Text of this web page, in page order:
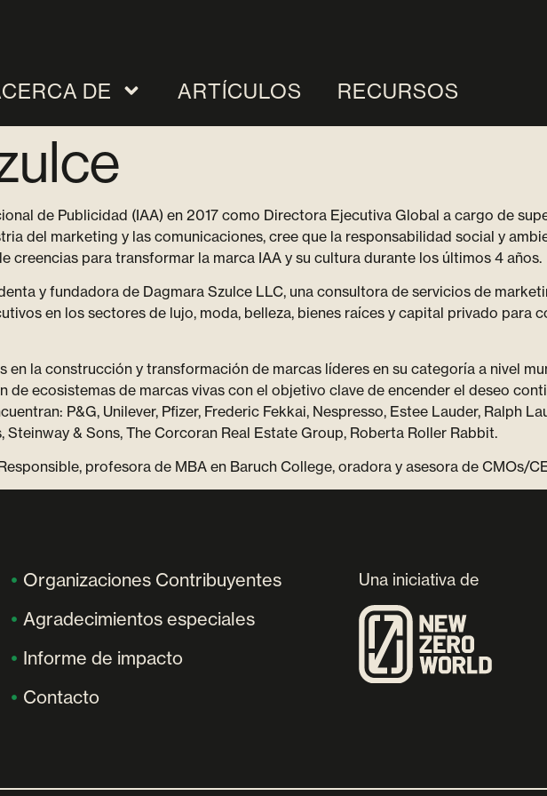
DE ARTÍCULOS RECURSOS
de Publicidad (IAA) en 2017 como Directora Ejecutiva Global a cargo de
del marketing y las comunicaciones, cree que la responsabilidad social y
creencias para transformar la marca IAA y su cultura durante los últimos 4 años.
y fundadora de Dagmara Szulce LLC, una consultora de servicios de
en los sectores de lujo, moda, belleza, bienes raíces y capital privado para
en la construcción y transformación de marcas líderes en su categoría a nivel
de ecosistemas de marcas vivas con el objetivo clave de encender el deseo
P&G, Unilever, Pfizer, Frederic Fekkai, Nespresso, Estee Lauder, Ralph
& Sons, The Corcoran Real Estate Group, Roberta Roller Rabbit.
profesora de MBA en Baruch College, oradora y asesora de CMOs/
Organizaciones Contribuyentes
Agradecimientos especiales
Informe de impacto
Contacto
Una iniciativa de